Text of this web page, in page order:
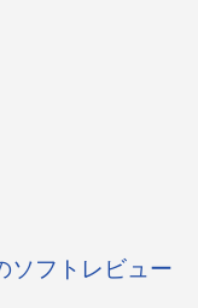
ソフトレビュー